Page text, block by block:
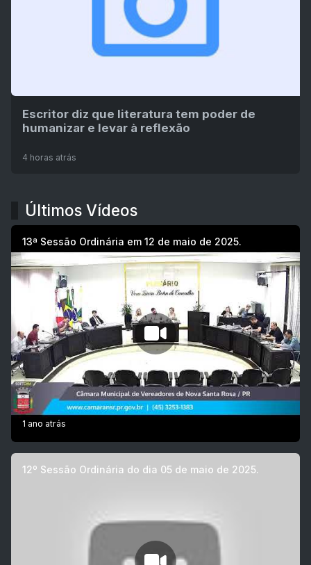
Escritor diz que literatura tem poder de
humanizar e levar à reflexão
4 horas atrás
Últimos Vídeos
13ª Sessão Ordinária em 12 de maio de 2025.
1 ano atrás
12º Sessão Ordinária do dia 05 de maio de 2025.